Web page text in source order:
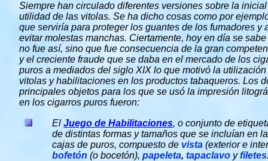
Siempre han circulado diferentes versiones sobre la inicial
utilidad de las vitolas. Se ha dicho cosas como por
que serviría para proteger los guantes de los fumadores y
evitar molestas manchas. Ciertamente, hoy en día se
no fue así, sino que fue consecuencia de la gran
y el creciente fraude que se daba en el mercado de los
puros a mediados del siglo XIX lo que motivó la utilización
vitolas y habilitaciones en los productos tabaqueros. Los
principales objetos para los que se usó la impresión
en los cigarros puros fueron:
El Juego de Habilitaciones, o conjunto de
de distintas formas y tamaños que se incluían en
cajas de puros, compuesto de vista (exterior e
bofetón (o bocetón), papeleta, tapaclavo y filetes